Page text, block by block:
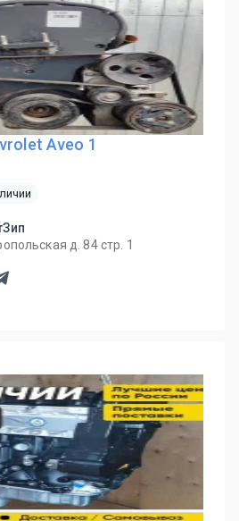
Aveo 1
д. 84 стр. 1